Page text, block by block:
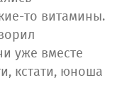
то витамины.
уже вместе
кстати, юноша